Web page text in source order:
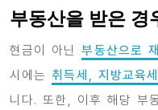
부동산을 받은 경
현금이 아닌부동산으로
시에는취득세, 지방교육
니다. 또한, 이후 해당 부